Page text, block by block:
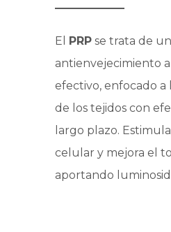
El PRP se trata de
antienvejecimiento
efectivo, enfocado a
de los tejidos con
largo plazo.
celular y mejora el
aportando